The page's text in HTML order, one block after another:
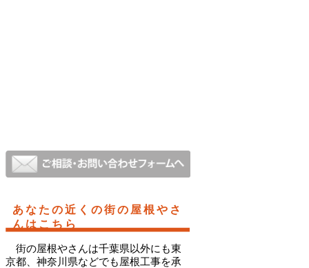
あなたの近くの街の屋根やさ
んはこちら
街の屋根やさんは千葉県以外にも東
京都、神奈川県などでも屋根工事を承